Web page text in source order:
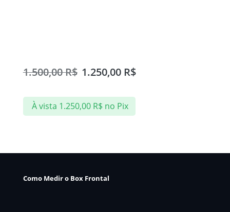
1.500,00R$ 1.250,00 R$
À vista 1.250,00 R$ no Pix
Como Medir o Box Frontal